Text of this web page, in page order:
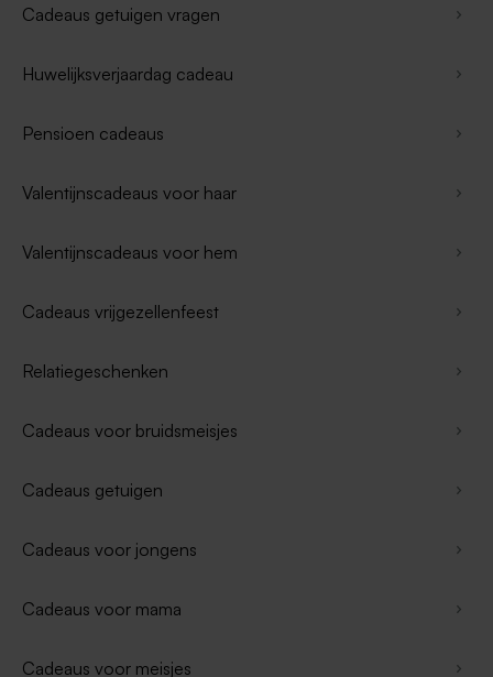
Cadeaus getuigen vragen
Huwelijksverjaardag cadeau
Pensioen cadeaus
Valentijnscadeaus voor haar
Valentijnscadeaus voor hem
Cadeaus vrijgezellenfeest
Relatiegeschenken
Cadeaus voor bruidsmeisjes
Cadeaus getuigen
Cadeaus voor jongens
Cadeaus voor mama
Cadeaus voor meisjes